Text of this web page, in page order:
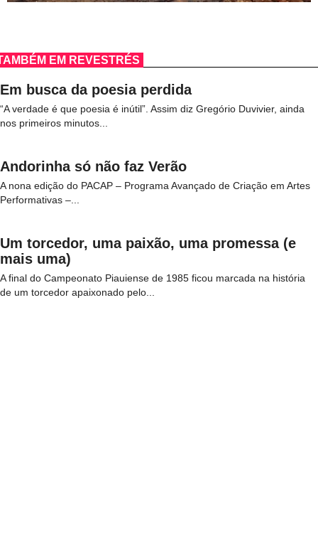
EM REVESTRÉS
Em busca da poesia perdida
“A verdade é que poesia é inútil”. Assim diz Gregório Duvivier, ainda
nos primeiros minutos...
Andorinha só não faz Verão
A nona edição do PACAP – Programa Avançado de Criação em Artes
Performativas –...
Um torcedor, uma paixão, uma promessa (e
mais uma)
A final do Campeonato Piauiense de 1985 ficou marcada na história
de um torcedor apaixonado pelo...